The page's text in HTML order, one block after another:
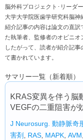
脳外科プロジェクト･リーダ
大学大学院医歯学研究科脳神
紹介記事の内容は論文の直
た執筆者、監修者のオピニオ
したがって、読者が紹介記
て書かれています。
サマリー一覧（新着順）
KRAS変異を伴う脳
VEGFの二重阻害が
J Neurosurg. 動静脈奇
害剤
RAS MAPK AVM